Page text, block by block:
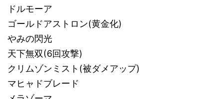
ドルモーア
ゴールドアストロン(黄金化)
やみの閃光
天下無双(6回攻撃)
クリムゾンミスト(被ダメアップ)
マヒャドブレード